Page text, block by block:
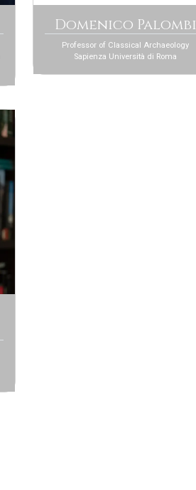
Domenico Palombi
Professor of Classical Archaeology
Sapienza Università di Roma